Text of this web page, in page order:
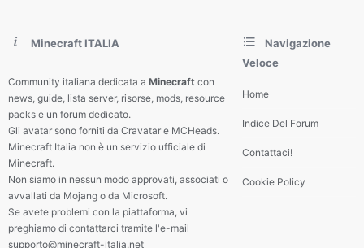
Minecraft ITALIA
Community italiana dedicata a Minecraft con
news, guide, lista server, risorse, mods, resource
packs e un forum dedicato.
Gli avatar sono forniti da Cravatar e MCHeads.
Minecraft Italia non è un servizio ufficiale di
Minecraft.
Non siamo in nessun modo approvati, associati o
avvallati da Mojang o da Microsoft.
Se avete problemi con la piattaforma, vi
preghiamo di contattarci tramite l'e-mail
supporto@minecraft-italia.net
Navigazione
Veloce
Home
Indice Del Forum
Contattaci!
Cookie Policy